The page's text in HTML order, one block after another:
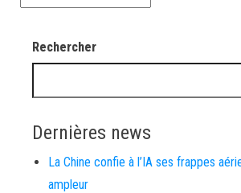
Rechercher
Dernières news
La Chine confie à l’IA ses frappes
ampleur